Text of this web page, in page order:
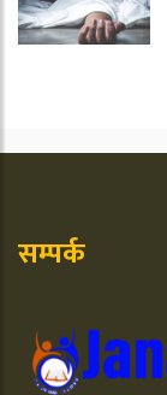
सम्पर्क